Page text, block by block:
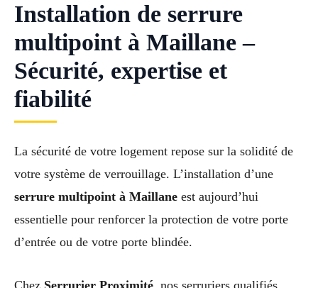
Installation de serrure
multipoint à Maillane –
Sécurité, expertise et
fiabilité
La sécurité de votre logement repose sur la solidité de
votre système de verrouillage. L’installation d’une
serrure multipoint à Maillane est aujourd’hui
essentielle pour renforcer la protection de votre porte
d’entrée ou de votre porte blindée.
Chez Serrurier Proximité, nos serruriers qualifiés